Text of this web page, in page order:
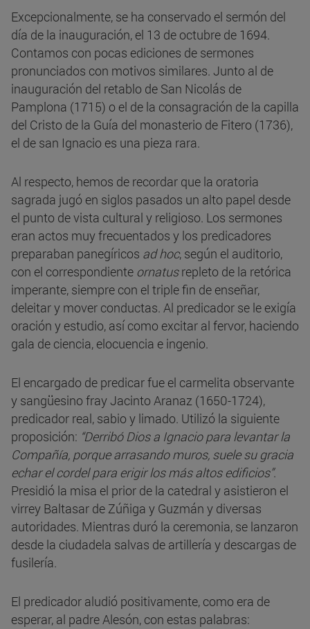
Excepcionalmente, se ha conservado el sermón del
día de la inauguración, el 13 de octubre de 1694.
Contamos con pocas ediciones de sermones
pronunciados con motivos similares. Junto al de
inauguración del retablo de San Nicolás de
Pamplona (1715) o el de la consagración de la capilla
del Cristo de la Guía del monasterio de Fitero (1736),
el de san Ignacio es una pieza rara.
Al respecto, hemos de recordar que la oratoria
sagrada jugó en siglos pasados un alto papel desde
el punto de vista cultural y religioso. Los sermones
eran actos muy frecuentados y los predicadores
preparaban panegíricos ad hoc, según el auditorio,
con el correspondiente ornatusrepleto de la retórica
imperante, siempre con el triple fin de enseñar,
deleitar y mover conductas. Al predicador se le exigía
oración y estudio, así como excitar al fervor, haciendo
gala de ciencia, elocuencia e ingenio.
El encargado de predicar fue el carmelita observante
y sangüesino fray Jacinto Aranaz (1650-1724),
predicador real, sabio y limado. Utilizó la siguiente
proposición: “Derribó Dios a Ignacio para levantar la
Compañía, porque arrasando muros, suele su gracia
echar el cordel para erigir los más altos edificios”.
Presidió la misa el prior de la catedral y asistieron el
virrey Baltasar de Zúñiga y Guzmán y diversas
autoridades. Mientras duró la ceremonia, se lanzaron
desde la ciudadela salvas de artillería y descargas de
fusilería.
El predicador aludió positivamente, como era de
esperar, al padre Alesón, con estas palabras: